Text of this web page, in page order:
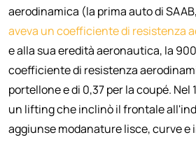
aerodinamica (la prima auto di SAAB,
aveva un coefficiente di resistenza
e alla sua eredità aeronautica, la
coefficiente di resistenza
portellone e di 0,37 per la coupé.
un lifting che inclinò il frontale
aggiunse modanature lisce, curve